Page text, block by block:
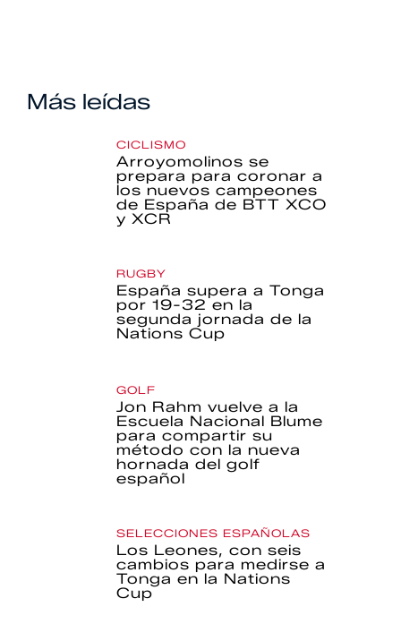
Más leídas
CICLISMO
Arroyomolinos se
prepara para coronar a
los nuevos campeones
de España de BTT XCO
y XCR
RUGBY
España supera a Tonga
por 19-32 en la
segunda jornada de la
Nations Cup
GOLF
Jon Rahm vuelve a la
Escuela Nacional Blume
para compartir su
método con la nueva
hornada del golf
español
SELECCIONES ESPAÑOLAS
Los Leones, con seis
cambios para medirse a
Tonga en la Nations
Cup